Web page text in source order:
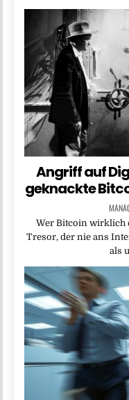
Angriff auf
geknackte
Wer Bitcoin wirklich
Tresor, der nie ans
als